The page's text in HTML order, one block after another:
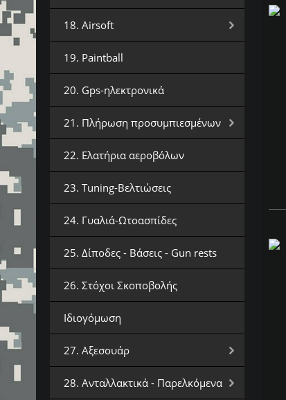
18. Airsoft
19. Paintball
20. Gps-ηλεκτρονικά
21. Πλήρωση προσυμπιεσμένων
22. Ελατήρια αεροβόλων
23. Tuning-Βελτιώσεις
24. Γυαλιά-Ωτοασπίδες
25. Δίποδες - Βάσεις - Gun rests
26. Στόχοι Σκοποβολής
Ιδιογόμωση
27. Αξεσουάρ
28. Ανταλλακτικά - Παρελκόμενα